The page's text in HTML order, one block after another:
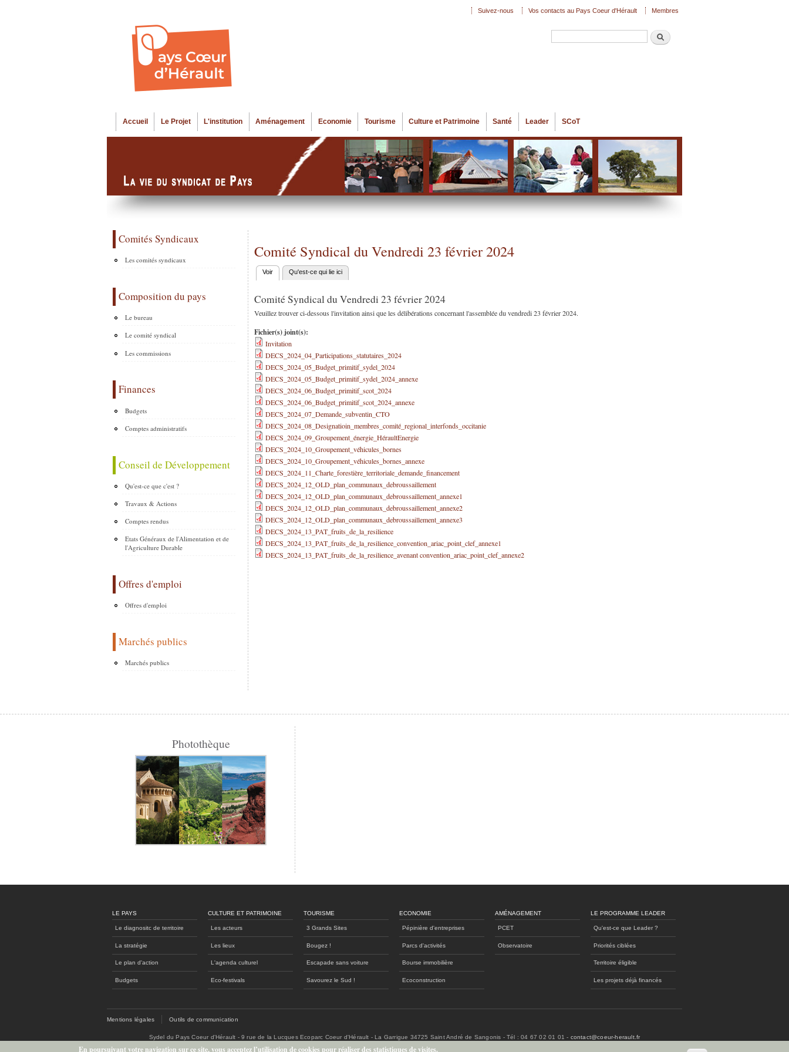
Recherche
Menu principal
Accueil Le Projet L'institution Aménagement Economie Tourisme Culture et Patrimoine Santé Leader SCoT
Suivez-nous Vos contacts au Pays Coeur d'Hérault Membres
Comités Syndicaux
Les comités syndicaux
Composition du pays
Le bureau
Le comité syndical
Les commissions
Finances
Budgets
Comptes administratifs
Conseil de Développement
Qu'est-ce que c'est ?
Travaux & Actions
Comptes rendus
Etats Généraux de l'Alimentation et de
l'Agriculture Durable
Offres d'emploi
Offres d'emploi
Marchés publics
Marchés publics
Comité Syndical du Vendredi 23 février 2024
Onglets principaux
Voir (onglet actif)
Qu'est-ce qui lie ici
Comité Syndical du Vendredi 23 février 2024
Veuillez trouver ci-dessous l'invitation ainsi que les délibérations concernant l'assemblée du vendredi 23 février 2024.
Fichier(s) joint(s):
Invitation
DECS_2024_04_Participations_statutaires_2024
DECS_2024_05_Budget_primitif_sydel_2024
DECS_2024_05_Budget_primitif_sydel_2024_annexe
DECS_2024_06_Budget_primitif_scot_2024
DECS_2024_06_Budget_primitif_scot_2024_annexe
DECS_2024_07_Demande_subventin_CTO
DECS_2024_08_Designatioin_membres_comité_regional_interfonds_occitanie
DECS_2024_09_Groupement_énergie_HéraultEnergie
DECS_2024_10_Groupement_véhicules_bornes
DECS_2024_10_Groupement_véhicules_bornes_annexe
DECS_2024_11_Charte_forestière_territoriale_demande_financement
DECS_2024_12_OLD_plan_communaux_debroussaillement
DECS_2024_12_OLD_plan_communaux_debroussaillement_annexe1
DECS_2024_12_OLD_plan_communaux_debroussaillement_annexe2
DECS_2024_12_OLD_plan_communaux_debroussaillement_annexe3
DECS_2024_13_PAT_fruits_de_la_resilience
DECS_2024_13_PAT_fruits_de_la_resilience_convention_ariac_point_clef_annexe1
DECS_2024_13_PAT_fruits_de_la_resilience_avenant convention_ariac_point_clef_annexe2
Photothèque
LE PAYS
Le diagnositc de territoire
La stratégie
Le plan d'action
Budgets
CULTURE ET PATRIMOINE
Les acteurs
Les lieux
L'agenda culturel
Eco-festivals
TOURISME
3 Grands Sites
Bougez !
Escapade sans voiture
Savourez le Sud !
ECONOMIE
Pépinière d'entreprises
Parcs d'activités
Bourse immobilière
Ecoconstruction
AMÉNAGEMENT
PCET
Observatoire
LE PROGRAMME LEADER
Qu'est-ce que Leader ?
Priorités ciblées
Territoire éligible
Les projets déjà financés
Mentions légales Outils de communication
Sydel du Pays Coeur d'Hérault - 9 rue de la Lucques Ecoparc Coeur d'Hérault - La Garrigue 34725 Saint André de Sangonis - Tél : 04 67 02 01 01 - contact@coeur-herault.fr
En poursuivant votre navigation sur ce site, vous acceptez l’utilisation de cookies pour réaliser des statistiques de visites.